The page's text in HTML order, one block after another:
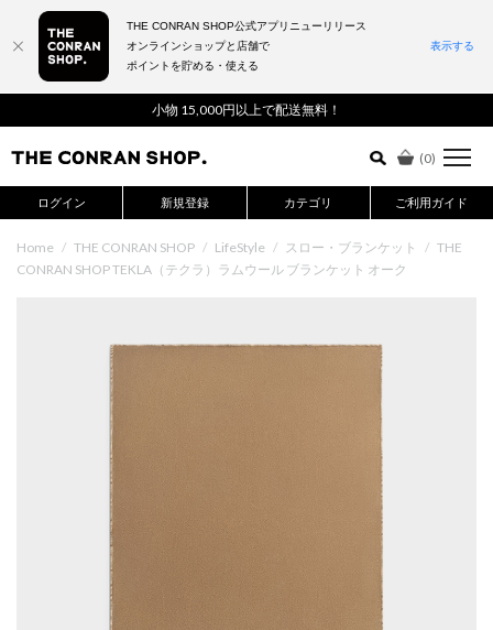
小物 15,000円以上で配送無料！
(0)
ログイン 新規登録 カテゴリ ご利用ガイド
詳細検索はこちら
Home / THE CONRAN SHOP / LifeStyle / スロー・ブランケット / THE
CONRAN SHOP TEKLA（テクラ）ラムウール ブランケット オーク
THE CONRAN SHOP公式アプリニューリリース
オンラインショップと店舗で
ポイントを貯める・使える
表示する